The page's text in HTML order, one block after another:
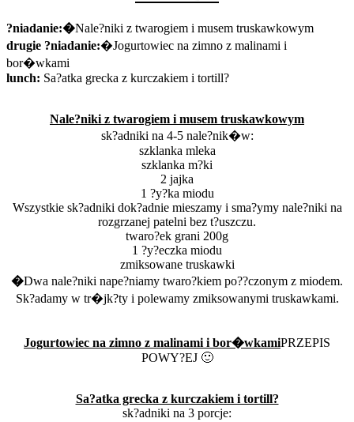
?niadanie:�Nale?niki z twarogiem i musem truskawkowym
drugie ?niadanie:�Jogurtowiec na zimno z malinami i
bor�wkami
lunch: Sa?atka grecka z kurczakiem i tortill?
Nale?niki z twarogiem i musem truskawkowym
sk?adniki na 4-5 nale?nik�w:
szklanka mleka
szklanka m?ki
2 jajka
1 ?y?ka miodu
Wszystkie sk?adniki dok?adnie mieszamy i sma?ymy nale?niki na
rozgrzanej patelni bez t?uszczu.
twaro?ek grani 200g
1 ?y?eczka miodu
zmiksowane truskawki
�Dwa nale?niki nape?niamy twaro?kiem po??czonym z miodem.
Sk?adamy w tr�jk?ty i polewamy zmiksowanymi truskawkami.
Jogurtowiec na zimno z malinami i bor�wkamiPRZEPIS
POWY?EJ 🙂
Sa?atka grecka z kurczakiem i tortill?
sk?adniki na 3 porcje: